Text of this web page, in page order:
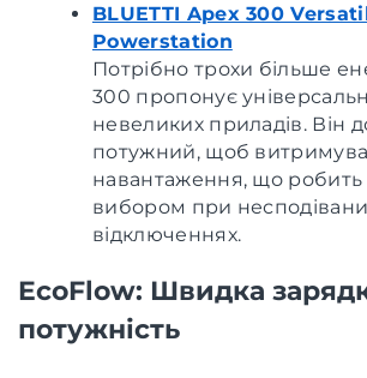
BLUETTI Apex 300
Powerstation
Потрібно трохи більше
300 пропонує
невеликих приладів. Він
потужний, щоб
навантаження, що робить
вибором при
відключеннях.
EcoFlow: Швидка
потужність